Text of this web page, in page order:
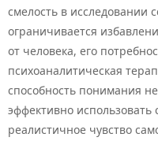
смелость в исследовании
ограничивается
от человека, его
психоаналитическая
способность понимания
эффективно использовать
реалистичное чувство